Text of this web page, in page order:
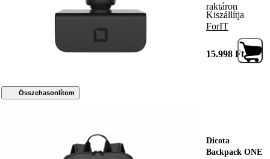
Összehasonlítom
raktáron
Kiszállítja
ForIT
15.998 Ft
Dicota
Backpack ONE